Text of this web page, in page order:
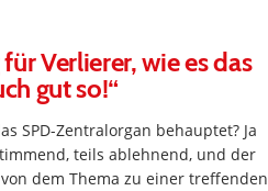
Verlierer, wie es das
gut so!“
SPD-Zentralorgan behauptet? Ja
teils ablehnend, und der
dem Thema zu einer treffenden